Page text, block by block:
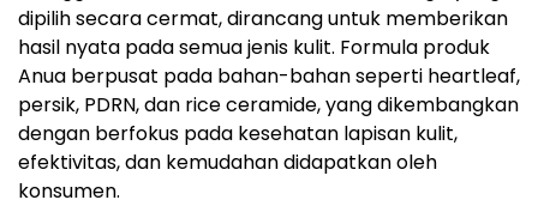
dipilih secara cermat, dirancang untuk memberikan
hasil nyata pada semua jenis kulit. Formula produk
Anua berpusat pada bahan-bahan seperti heartleaf,
persik, PDRN, dan rice ceramide, yang dikembangkan
dengan berfokus pada kesehatan lapisan kulit,
efektivitas, dan kemudahan didapatkan oleh
konsumen.